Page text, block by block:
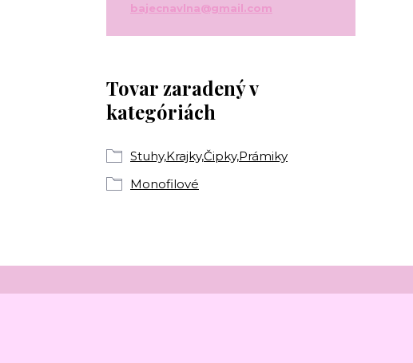
Tovar zaradený v
kategóriách
Stuhy,Krajky,Čipky,Prámiky
Monofilové
bajecnavlna@gmail.com